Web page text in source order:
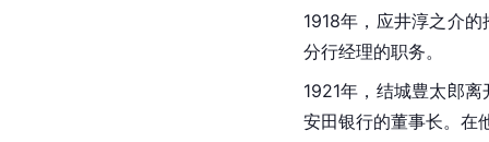
1918年，应井淳之介
分行经理的职务。
1921年，结城豊太郎
安田银行的董事长。在